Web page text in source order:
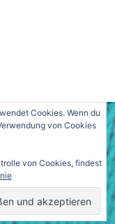
Cookies. Wenn du
von Cookies
von Cookies, findest